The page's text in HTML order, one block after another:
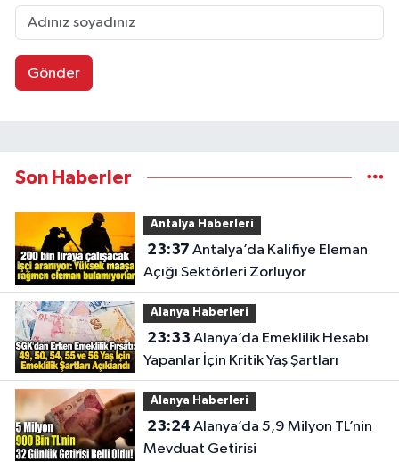
Gönder
Son Haberler
Antalya Haberleri
23:37
Açığı Sektörleri Zorluyor
Alanya Haberleri
23:33
Yapanlar İçin Kritik Yaş Şartları
Alanya Haberleri
23:24
Mevduat Getirisi